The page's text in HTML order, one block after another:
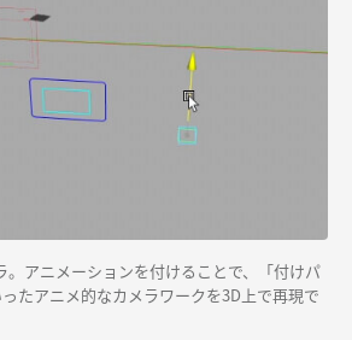
アニメーションを付けることで、「付けパ
たアニメ的なカメラワークを3D上で再現で